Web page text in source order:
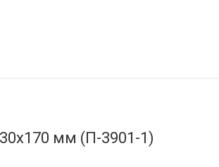
мм (П-3901-1)